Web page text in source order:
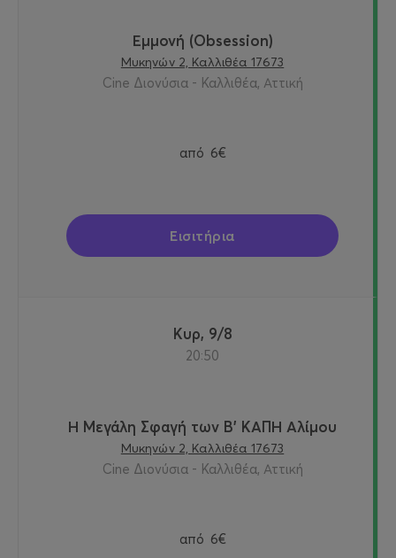
Εμμονή (Obsession)
Μυκηνών 2, Καλλιθέα 17673
Cine Διονύσια - Καλλιθέα, Αττική
από 6€
Εισιτήρια
Κυρ, 9/8
20:50
Η Μεγάλη Σφαγή των Β' ΚΑΠΗ Αλίμου
Μυκηνών 2, Καλλιθέα 17673
Cine Διονύσια - Καλλιθέα, Αττική
από 6€